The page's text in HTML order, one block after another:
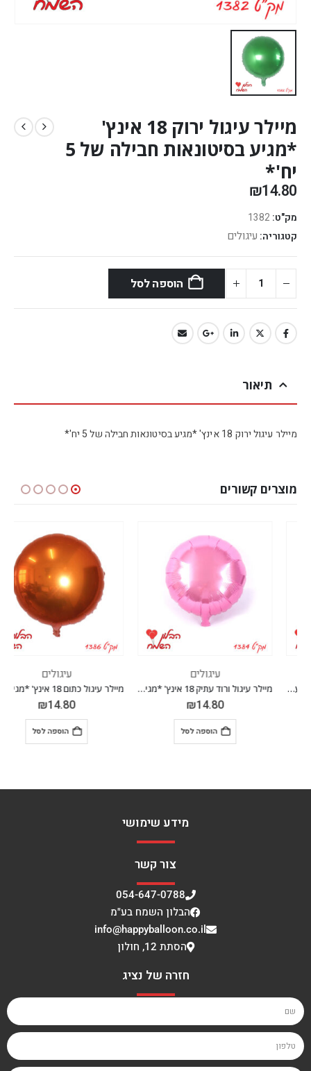
מיילר עיגול ירוק 18 אינץ'
*מגיע בסיטונאות חבילה של 5
יח'*
₪14.80
מק"ט: 1382
קטגוריה: עיגולים
הוספה לסל
תיאור
מיילר עיגול ירוק 18 אינץ' *מגיע בסיטונאות חבילה של 5 יח'*
מוצרים קשורים
עיגולים
מיילר עיגול ורוד עתיק 18 אינץ' *מגיע בסיטונאות חבילה של 5 יח'*
₪14.80
הוספה לסל
עיגולים
מיילר עיגול כתום 18 אינץ' *מגיע בסיטונאות חבילה של 5 יח'*
₪14.80
הוספה לסל
מידע שימושי
צור קשר
054-647-0788
הבלון השמח בע"מ
info@happyballoon.co.il
הסתת 12, חולון
חזרה של נציג